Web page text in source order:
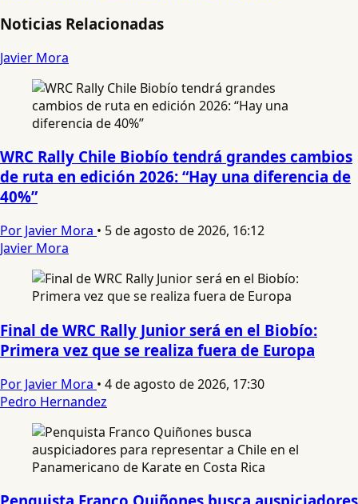
Noticias Relacionadas
Javier Mora
WRC Rally Chile Biobío tendrá grandes cambios
de ruta en edición 2026: “Hay una diferencia de
40%”
Por Javier Mora • 5 de agosto de 2026, 16:12
Javier Mora
Final de WRC Rally Junior será en el Biobío:
Primera vez que se realiza fuera de Europa
Por Javier Mora • 4 de agosto de 2026, 17:30
Pedro Hernandez